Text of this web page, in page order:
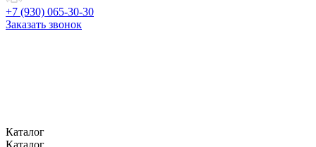
+7 (930) 065-30-30
Заказать звонок
Каталог
Каталог